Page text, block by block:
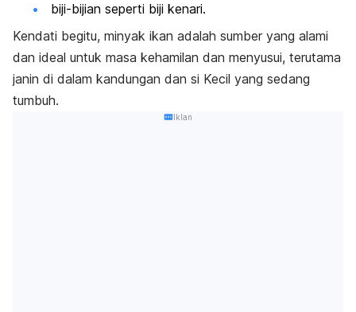
biji-bijian seperti biji kenari.
Kendati begitu, minyak ikan adalah sumber yang alami
dan ideal untuk masa kehamilan dan menyusui, terutama
janin di dalam kandungan dan si Kecil yang sedang
tumbuh.
Iklan